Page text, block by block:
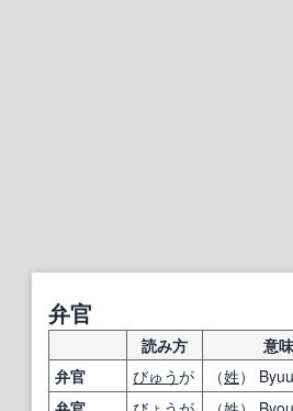
弁官
読み方 意
弁官
びゅうが （姓）